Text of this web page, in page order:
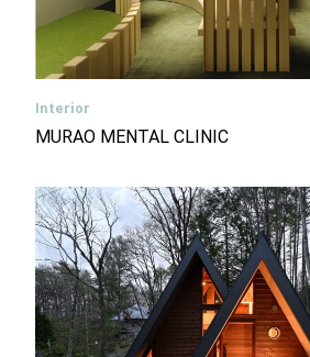
Interior
MURAO MENTAL CLINIC